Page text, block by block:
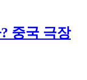
중국 극장